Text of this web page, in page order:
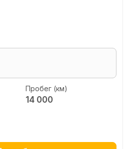
Пробег (км)
14 000